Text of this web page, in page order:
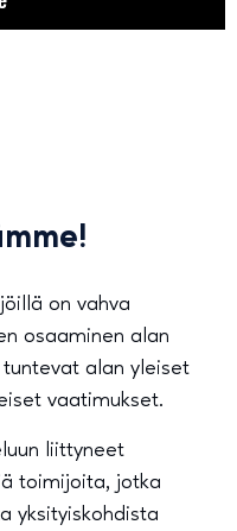
on vahva
osaaminen alan
alan yleiset
vaatimukset.
liittyneet
toimijoita, jotka
yksityiskohdista